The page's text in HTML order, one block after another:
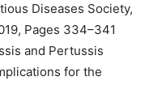
Diseases Society,
Pages 334–341
and Pertussis
for the